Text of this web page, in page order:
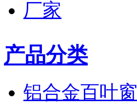
产品分类
铝合金百叶窗